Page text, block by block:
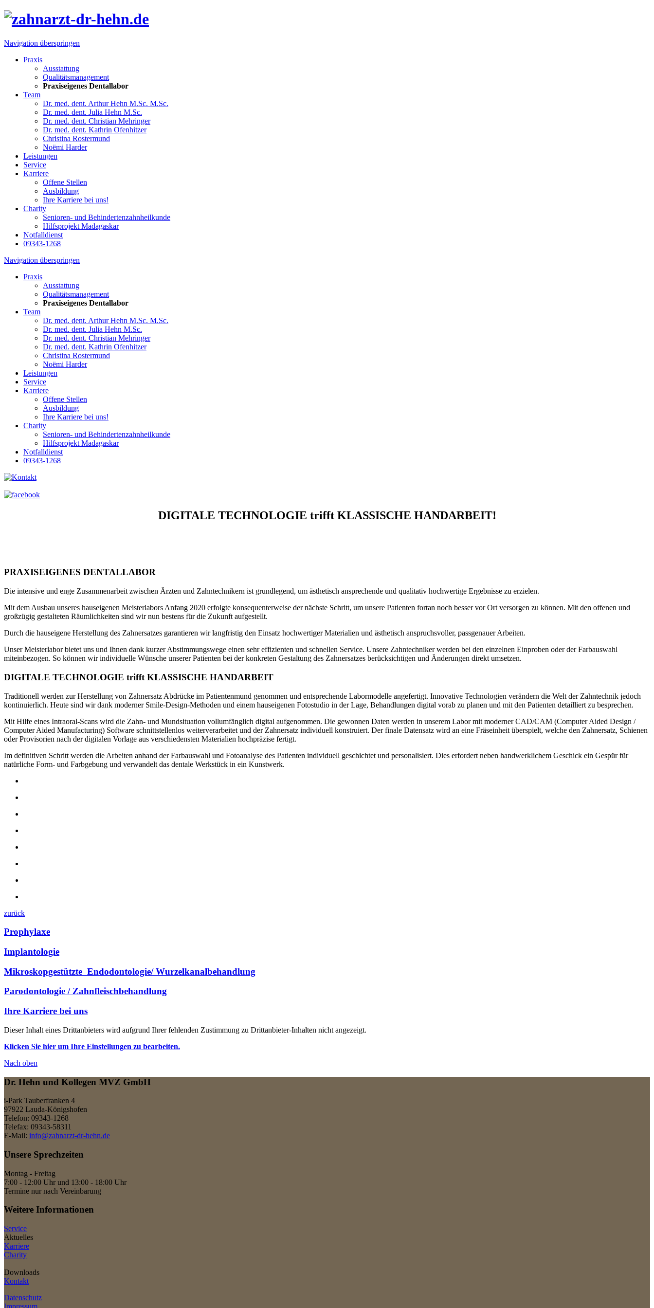
Navigation überspringen
Praxis
Ausstattung
Qualitätsmanagement
Praxiseigenes Dentallabor
Team
Dr. med. dent. Arthur Hehn M.Sc. M.Sc.
Dr. med. dent. Julia Hehn M.Sc.
Dr. med. dent. Christian Mehringer
Dr. med. dent. Kathrin Ofenhitzer
Christina Rostermund
Noëmi Harder
Leistungen
Service
Karriere
Offene Stellen
Ausbildung
Ihre Karriere bei uns!
Charity
Senioren- und Behindertenzahnheilkunde
Hilfsprojekt Madagaskar
Notfalldienst
09343-1268
Navigation überspringen
Praxis
Ausstattung
Qualitätsmanagement
Praxiseigenes Dentallabor
Team
Dr. med. dent. Arthur Hehn M.Sc. M.Sc.
Dr. med. dent. Julia Hehn M.Sc.
Dr. med. dent. Christian Mehringer
Dr. med. dent. Kathrin Ofenhitzer
Christina Rostermund
Noëmi Harder
Leistungen
Service
Karriere
Offene Stellen
Ausbildung
Ihre Karriere bei uns!
Charity
Senioren- und Behindertenzahnheilkunde
Hilfsprojekt Madagaskar
Notfalldienst
09343-1268
DIGITALE TECHNOLOGIE trifft KLASSISCHE HANDARBEIT!
PRAXISEIGENES DENTALLABOR
Die intensive und enge Zusammenarbeit zwischen Ärzten und Zahntechnikern ist grundlegend, um ästhetisch ansprechende und qualitativ hochwertige Ergebnisse zu erzielen.
Mit dem Ausbau unseres hauseigenen Meisterlabors Anfang 2020 erfolgte konsequenterweise der nächste Schritt, um unsere Patienten fortan noch besser vor Ort versorgen zu können. Mit den offenen und
großzügig gestalteten Räumlichkeiten sind wir nun bestens für die Zukunft aufgestellt.
Durch die hauseigene Herstellung des Zahnersatzes garantieren wir langfristig den Einsatz hochwertiger Materialien und ästhetisch anspruchsvoller, passgenauer Arbeiten.
Unser Meisterlabor bietet uns und Ihnen dank kurzer Abstimmungswege einen sehr effizienten und schnellen Service. Unsere Zahntechniker werden bei den einzelnen Einproben oder der Farbauswahl
miteinbezogen. So können wir individuelle Wünsche unserer Patienten bei der konkreten Gestaltung des Zahnersatzes berücksichtigen und Änderungen direkt umsetzen.
DIGITALE TECHNOLOGIE trifft KLASSISCHE HANDARBEIT
Traditionell werden zur Herstellung von Zahnersatz Abdrücke im Patientenmund genommen und entsprechende Labormodelle angefertigt. Innovative Technologien verändern die Welt der Zahntechnik jedoch
kontinuierlich. Heute sind wir dank moderner Smile-Design-Methoden und einem hauseigenen Fotostudio in der Lage, Behandlungen digital vorab zu planen und mit den Patienten detailliert zu besprechen.
Mit Hilfe eines Intraoral-Scans wird die Zahn- und Mundsituation vollumfänglich digital aufgenommen. Die gewonnen Daten werden in unserem Labor mit moderner CAD/CAM (Computer Aided Design /
Computer Aided Manufacturing) Software schnittstellenlos weiterverarbeitet und der Zahnersatz individuell konstruiert. Der finale Datensatz wird an eine Fräseinheit überspielt, welche den Zahnersatz, Schienen
oder Provisorien nach der digitalen Vorlage aus verschiedensten Materialien hochpräzise fertigt.
Im definitiven Schritt werden die Arbeiten anhand der Farbauswahl und Fotoanalyse des Patienten individuell geschichtet und personalisiert. Dies erfordert neben handwerklichem Geschick ein Gespür für
natürliche Form- und Farbgebung und verwandelt das dentale Werkstück in ein Kunstwerk.
zurück
Prophylaxe
Implantologie
Mikroskop­gestützte ­ En­do­don­tologie/ Wur­zel­ka­nal­behandlung
Pa­ro­don­to­lo­gie / Zahn­fleisch­behandlung
Ihre Karriere bei uns
Dieser Inhalt eines Drittanbieters wird aufgrund Ihrer fehlenden Zustimmung zu Drittanbieter-Inhalten nicht angezeigt.
Klicken Sie hier um Ihre Einstellungen zu bearbeiten.
Nach oben
Dr. Hehn und Kollegen MVZ GmbH
i-Park Tauberfranken 4
97922 Lauda-Königshofen
Telefon: 09343-1268
Telefax: 09343-58311
E-Mail: info@zahnarzt-dr-hehn.de
Unsere Sprechzeiten
Montag - Freitag
7:00 - 12:00 Uhr und 13:00 - 18:00 Uhr
Termine nur nach Vereinbarung
Weitere Informationen
Service
Aktuelles
Karriere
Charity
Downloads
Kontakt
Datenschutz